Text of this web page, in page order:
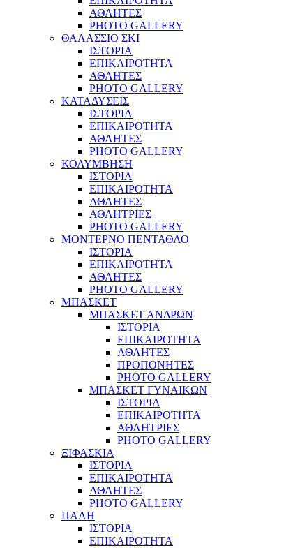
ΑΘΛΗΤΕΣ
PHOTO GALLERY
ΘΑΛΑΣΣΙΟ ΣΚΙ
ΙΣΤΟΡΙΑ
ΕΠΙΚΑΙΡΟΤΗΤΑ
ΑΘΛΗΤΕΣ
PHOTO GALLERY
ΚΑΤΑΔΥΣΕΙΣ
ΙΣΤΟΡΙΑ
ΕΠΙΚΑΙΡΟΤΗΤΑ
ΑΘΛΗΤΕΣ
PHOTO GALLERY
ΚΟΛΥΜΒΗΣΗ
ΙΣΤΟΡΙΑ
ΕΠΙΚΑΙΡΟΤΗΤΑ
ΑΘΛΗΤΕΣ
ΑΘΛΗΤΡΙΕΣ
PHOTO GALLERY
ΜΟΝΤΕΡΝΟ ΠΕΝΤΑΘΛΟ
ΙΣΤΟΡΙΑ
ΕΠΙΚΑΙΡΟΤΗΤΑ
ΑΘΛΗΤΕΣ
PHOTO GALLERY
ΜΠΑΣΚΕΤ
ΜΠΑΣΚΕΤ ΑΝΔΡΩΝ
ΙΣΤΟΡΙΑ
ΕΠΙΚΑΙΡΟΤΗΤΑ
ΑΘΛΗΤΕΣ
ΠΡΟΠΟΝΗΤΕΣ
PHOTO GALLERY
ΜΠΑΣΚΕΤ ΓΥΝΑΙΚΩΝ
ΙΣΤΟΡΙΑ
ΕΠΙΚΑΙΡΟΤΗΤΑ
ΑΘΛΗΤΡΙΕΣ
PHOTO GALLERY
ΞΙΦΑΣΚΙΑ
ΙΣΤΟΡΙΑ
ΕΠΙΚΑΙΡΟΤΗΤΑ
ΑΘΛΗΤΕΣ
PHOTO GALLERY
ΠΑΛΗ
ΙΣΤΟΡΙΑ
ΕΠΙΚΑΙΡΟΤΗΤΑ